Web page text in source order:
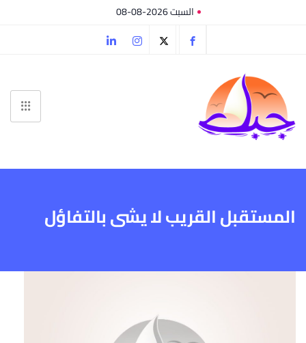
السبت 2026-08-08
المستقبل القريب لا يشى بالتفاؤل